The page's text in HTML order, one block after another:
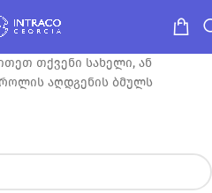
თქვენი სახელი, ან
აღდგენის ბმულს